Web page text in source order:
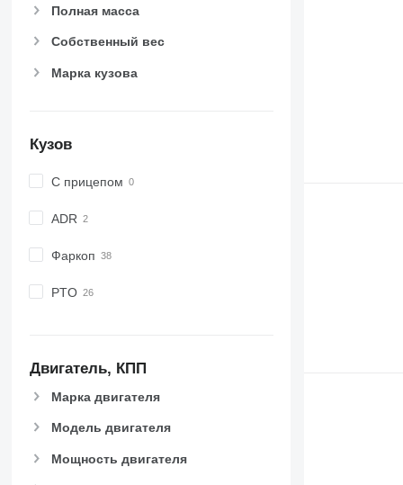
Полная масса
Собственный вес
Марка кузова
Кузов
С прицепом
ADR
Фаркоп
PTO
Двигатель, КПП
Марка двигателя
Модель двигателя
Мощность двигателя